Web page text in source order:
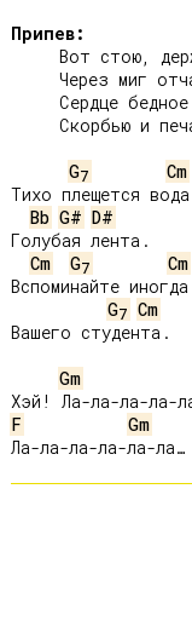
Припев:
G7
Cm
Тихо плещется
Bb G# D#
Голубая лента.
Cm
G7
Cm
Вспоминайте иногда
G7 Cm
Вашего студента.
Gm
F
Gm